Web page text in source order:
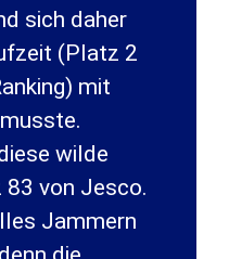
sich daher
(Platz 2
mit
wilde
von Jesco.
Jammern